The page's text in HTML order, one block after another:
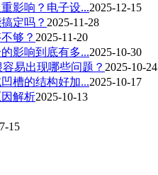
影响？电子设...2025-12-15
定吗？ 2025-11-28
够？ 2025-11-20
影响到底有多...2025-10-30
易出现哪些问题？ 2025-10-24
槽的结构好加...2025-10-17
解析​2025-10-13
15